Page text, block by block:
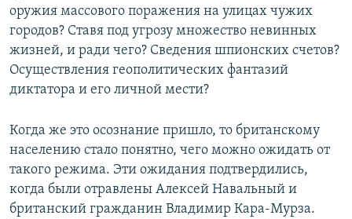
оружия массового поражения на улицах чужих
городов? Ставя под угрозу множество невинных
жизней, и ради чего? Сведения шпионских счетов?
Осуществления геополитических фантазий
диктатора и его личной мести?
Когда же это осознание пришло, то британскому
населению стало понятно, чего можно ожидать от
такого режима. Эти ожидания подтвердились,
когда были отравлены Алексей Навальный и
британский гражданин Владимир Кара-Мурза.